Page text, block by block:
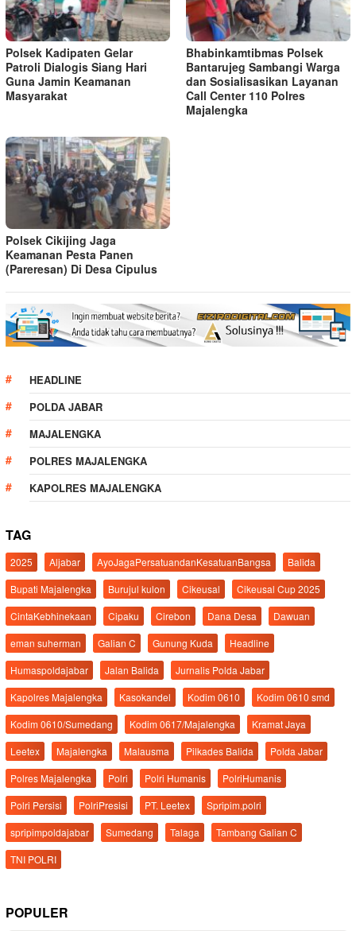
Polsek Kadipaten Gelar
Patroli Dialogis Siang Hari
Guna Jamin Keamanan
Masyarakat
Bhabinkamtibmas Polsek
Bantarujeg Sambangi Warga
dan Sosialisasikan Layanan
Call Center 110 Polres
Majalengka
Polsek Cikijing Jaga
Keamanan Pesta Panen
(Pareresan) Di Desa Cipulus
HEADLINE
POLDA JABAR
MAJALENGKA
POLRES MAJALENGKA
KAPOLRES MAJALENGKA
TAG
2025 Aljabar AyoJagaPersatuandanKesatuanBangsa
Balida
Bupati Majalengka
Burujul kulon Cikeusal
Cikeusal Cup 2025
CintaKebhinekaan
Cipaku Cirebon Dana Desa
Dawuan
eman suherman
Galian C Gunung Kuda
Headline
Humaspoldajabar
Jalan Balida
Jurnalis Polda Jabar
Kapolres Majalengka
Kasokandel Kodim 0610
Kodim 0610 smd
Kodim 0610/Sumedang
Kodim 0617/Majalengka
Kramat Jaya
Leetex
Majalengka Malausma Pilkades Balida
Polda Jabar
Polres Majalengka
Polri Polri Humanis
PolriHumanis
Polri Persisi
PolriPresisi PT. Leetex
Spripim.polri
spripimpoldajabar
Sumedang Talaga
Tambang Galian C
TNI POLRI
POPULER